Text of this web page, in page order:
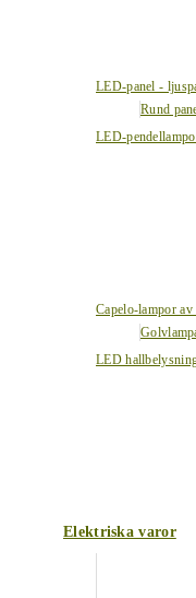
LED-panel -
Rund
LED-
Capelo-lampor
LED
Elektriska varor